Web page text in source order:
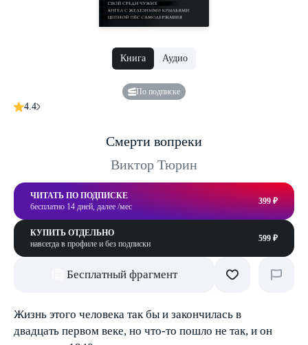
Книга Аудио
По подписке
4.4
Смерти вопреки
Виктор Тюрин
ЧИТАТЬ ПО ПОДПИСКЕ
бесплатно 14 дней, далее /мес
399 ₽
КУПИТЬ ОТДЕЛЬНО
навсегда в профиле и без подписки
599 ₽
Бесплатный фрагмент
Жизнь этого человека так бы и закончилась в
двадцать первом веке, но что-то пошло не так, и он